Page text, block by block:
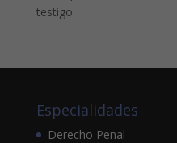
testigo
Especialidades
Derecho Penal